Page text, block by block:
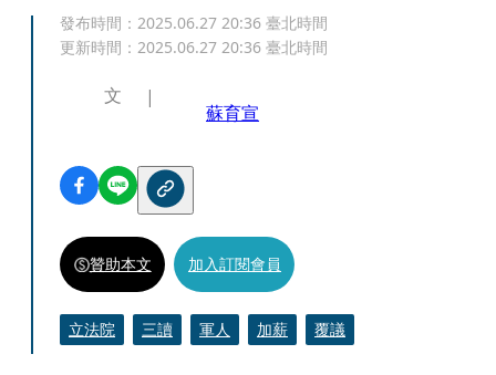
發布時間： 2025.06.27 20:36 臺北時間
更新時間： 2025.06.27 20:36 臺北時間
文
蘇育宣
贊助本文 加入訂閱會員
立法院 三讀 軍人 加薪 覆議